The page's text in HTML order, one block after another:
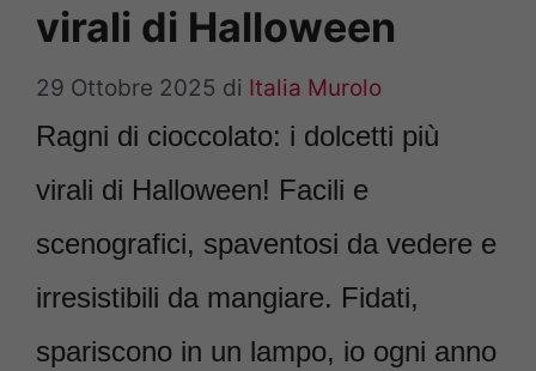
virali di Halloween
29 Ottobre 2025 di Italia Murolo
Ragni di cioccolato: i dolcetti più
virali di Halloween! Facili e
scenografici, spaventosi da vedere e
irresistibili da mangiare. Fidati,
spariscono in un lampo, io ogni anno